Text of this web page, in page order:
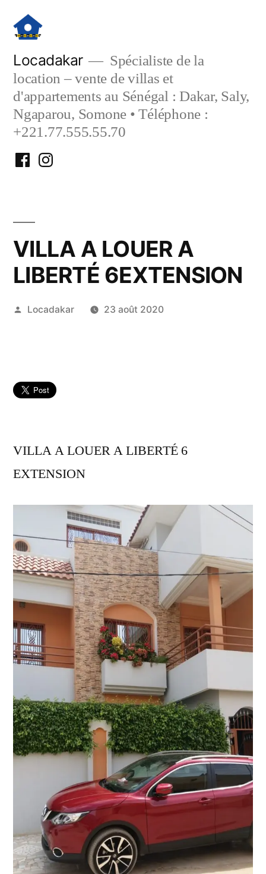
contenu
Locadakar
Spécialiste de la
location – vente de villas et
d'appartements au Sénégal : Dakar, Saly,
Ngaparou, Somone • Téléphone :
+221.77.555.55.70
FacebookInstagram
VILLA A LOUER A
LIBERTÉ 6EXTENSION
Publié
Locadakar 23 août 2020
VILLA A LOUER A LIBERTÉ 6
EXTENSION